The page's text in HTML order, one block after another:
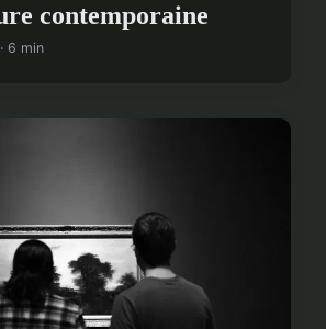
contemporaine
6 min